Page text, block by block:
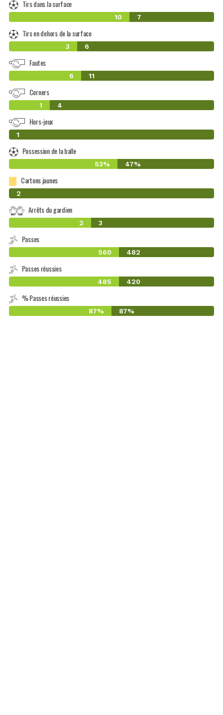
Tirs dans la surface
10 7
Tirs en dehors de la surface
3 6
Fautes
6 11
Corners
1 4
Hors-jeux
0
1
Possession de la balle
53% 47%
Cartons jaunes
0
2
Arrêts du gardien
2 3
Passes
560 482
Passes réussies
485 420
% Passes réussies
87% 87%